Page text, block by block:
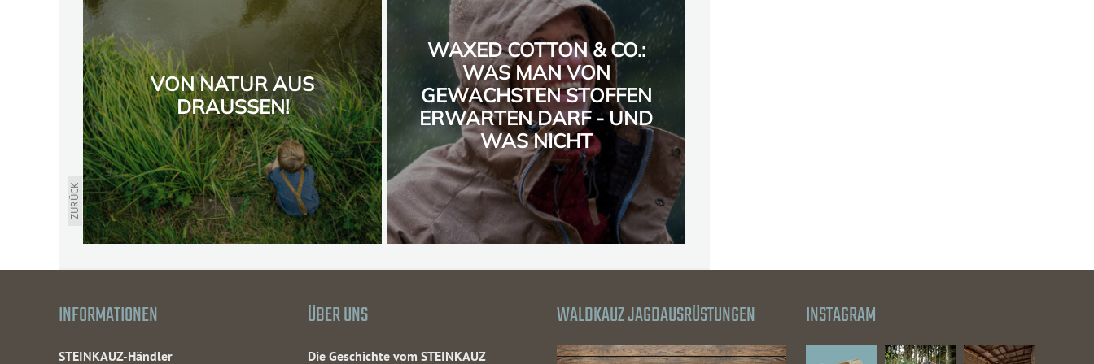
ZURÜCK
VON NATUR AUS
DRAUSSEN!
WAXED COTTON & CO.:
WAS MAN VON
GEWACHSTEN STOFFEN
ERWARTEN DARF - UND
WAS NICHT
INFORMATIONEN
STEINKAUZ-Händler
ÜBER UNS
Die Geschichte vom STEINKAUZ
WALDKAUZ JAGDAUSRÜSTUNGEN INSTAGRAM